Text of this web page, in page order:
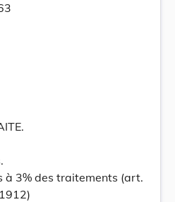
à 3% des traitements (art.